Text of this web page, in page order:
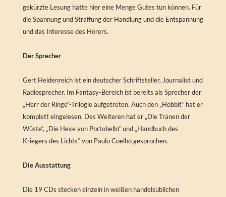
gekürzte Lesung hätte hier eine Menge Gutes tun können. Für
die Spannung und Straffung der Handlung und die Entspannung
und das Interesse des Hörers.
Der Sprecher
Gert Heidenreich ist ein deutscher Schriftsteller, Journalist und
Radiosprecher. Im Fantasy-Bereich ist bereits als Sprecher der
„Herr der Ringe“-Trilogie aufgetreten. Auch den „Hobbit“ hat er
komplett eingelesen. Des Weiteren hat er „Die Tränen der
Wüste“, „Die Hexe von Portobello“ und „Handbuch des
Kriegers des Lichts“ von Paulo Coelho gesprochen.
Die Ausstattung
Die 19 CDs stecken einzeln in weißen handelsüblichen